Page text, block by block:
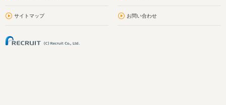
サイトマップ お問い合わせ